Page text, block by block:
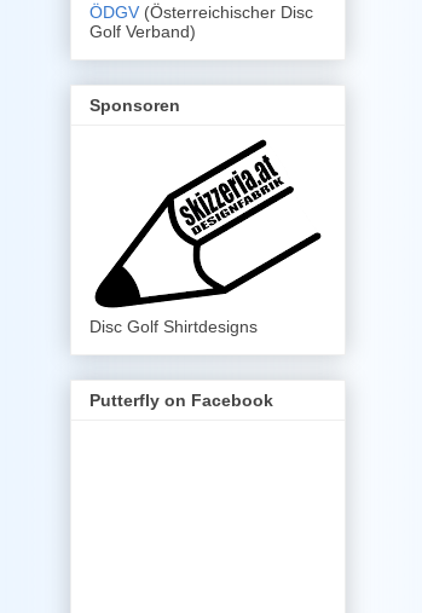
ÖDGV (Österreichischer Disc
Golf Verband)
Sponsoren
Disc Golf Shirtdesigns
Putterfly on Facebook